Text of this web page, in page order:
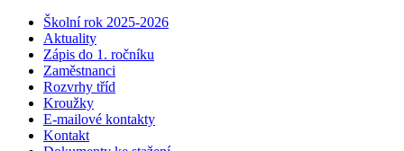
Školní rok 2025-2026
Aktuality
Zápis do 1. ročníku
Zaměstnanci
Rozvrhy tříd
Kroužky
E-mailové kontakty
Kontakt